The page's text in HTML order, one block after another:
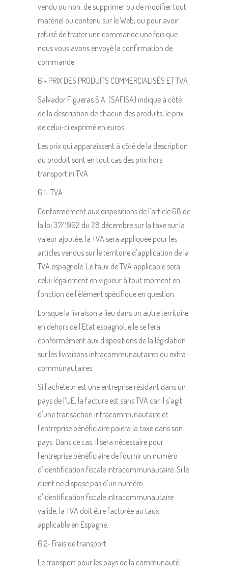
vendu ou non, de supprimer ou de modifier tout
matériel ou contenu sur le Web, ou pour avoir
refusé de traiter une commande une fois que
nous vous avons envoyé la confirmation de
commande.
6.- PRIX DES PRODUITS COMMERCIALISÉS ET TVA
Salvador Figueras S.A. (SAFISA) indique à côté
de la description de chacun des produits, le prix
de celui-ci exprimé en euros.
Les prix qui apparaissent à côté de la description
du produit sont en tout cas des prix hors
transport ni TVA.
6.1- TVA
Conformément aux dispositions de l'article 68 de
la loi 37/1992 du 28 décembre sur la taxe sur la
valeur ajoutée, la TVA sera appliquée pour les
articles vendus sur le territoire d'application de la
TVA espagnole. Le taux de TVA applicable sera
celui légalement en vigueur à tout moment en
fonction de l'élément spécifique en question.
Lorsque la livraison a lieu dans un autre territoire
en dehors de l'Etat espagnol, elle se fera
conformément aux dispositions de la législation
sur les livraisons intracommunautaires ou extra-
communautaires.
Si l'acheteur est une entreprise résidant dans un
pays de l'UE, la facture est sans TVA car il s'agit
d'une transaction intracommunautaire et
l'entreprise bénéficiaire paiera la taxe dans son
pays. Dans ce cas, il sera nécessaire pour
l'entreprise bénéficiaire de fournir un numéro
d'identification fiscale intracommunautaire. Si le
client ne dispose pas d'un numéro
d'identification fiscale intracommunautaire
valide, la TVA doit être facturée au taux
applicable en Espagne.
6.2- Frais de transport:
Le transport pour les pays de la communauté